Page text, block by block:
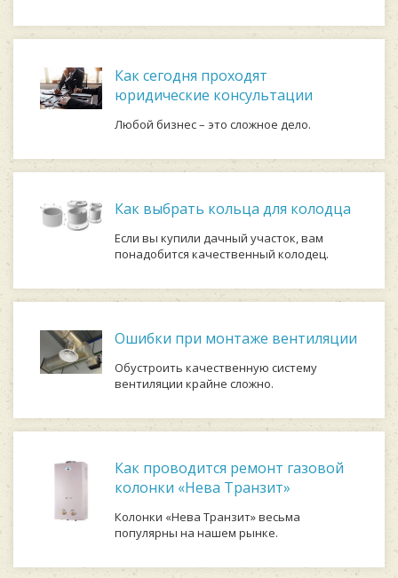
Как сегодня проходят
юридические консультации
Любой бизнес – это сложное дело.
Как выбрать кольца для колодца
Если вы купили дачный участок, вам
понадобится качественный колодец.
Ошибки при монтаже вентиляции
Обустроить качественную систему
вентиляции крайне сложно.
Как проводится ремонт газовой
колонки «Нева Транзит»
Колонки «Нева Транзит» весьма
популярны на нашем рынке.